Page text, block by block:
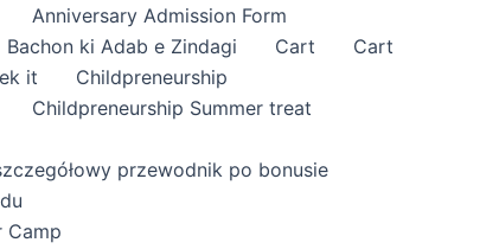
Anniversary Admission Form
Bachon ki Adab e Zindagi Cart
Cart
it
Childpreneurship
Childpreneurship Summer treat
przewodnik po bonusie
Camp